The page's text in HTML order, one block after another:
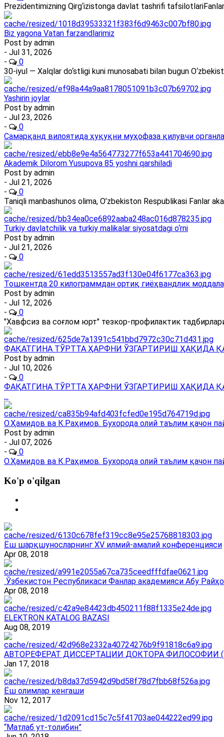
Prezidentimizning Qirg‘izistonga davlat tashrifi
Biz yagona Vatan farzandlarimiz
Post by admin
- Jul 31, 2026
-
0
30-iyul — Xalqlar do‘stligi kuni munosabati bilan bugun
Yashirin joylar
Post by admin
- Jul 23, 2026
-
0
Самарқанд вилоятида ҳуқуқни муҳофаза қилувчи
Akademik Dilorom Yusupova 85 yoshni qarshiladi
Post by admin
- Jul 21, 2026
-
0
Taniqli manbashunos olima, O’zbekiston Respublikasi Fanlar
Turkiy davlatchilik va turkiy malikalar siyosatdagi o‘rni
Post by admin
- Jul 21, 2026
-
0
Тошкентда 20 килограммдан ортиқ гиёҳвандлик
Post by admin
- Jul 12, 2026
-
0
"Хавфсиз ва соғлом юрт" тезкор-профилактик
ФАҚАТГИНА ТЎРТТА ҲАРФНИ ЎЗГАРТИРИШ ҲАҚИДА
Post by admin
- Jul 10, 2026
-
0
ФАҚАТГИНА ТЎРТТА ҲАРФНИ ЎЗГАРТИРИШ ҲАҚИДА
...
О.Ҳамидов ва К.Раҳимов. Бухорода олий таълим қачон
Post by admin
- Jul 07, 2026
-
0
О.Ҳамидов ва К.Раҳимов. Бухорода олий таълим қачон
Ko'p o'qilgan
Ёш шарқшуносларнинг ХV илмий-амалий конференцияси
Apr 08, 2018
Ўзбекистон Республикаси Фанлар академияси Абу
Apr 08, 2018
ELEKTRON KATALOG BAZASI
Aug 08, 2019
АВТОРЕФЕРАТ ДИССЕРТАЦИИ ДОКТОРА ФИЛОСОФИИ
Jan 17, 2018
Ёш олимлар кенгаши
Nov 12, 2017
“Матлаб ут-толибин”